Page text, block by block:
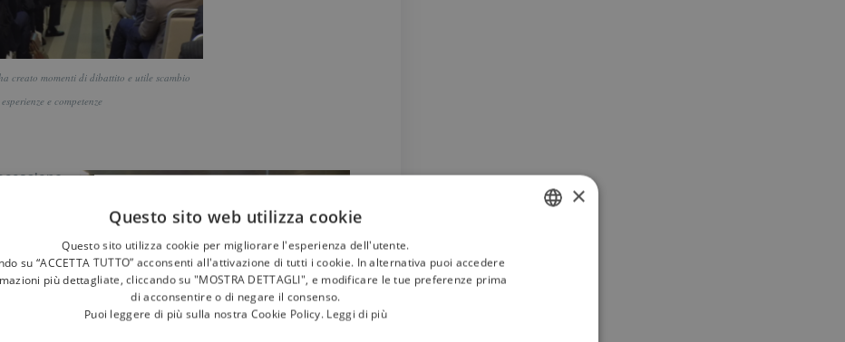
creato momenti di dibattito e utile scambio
e competenze
la
×
Questo sito web utilizza cookie
Questo sito utilizza cookie per migliorare l'esperienza dell'utente.
su “ACCETTA TUTTO” acconsenti all'attivazione di tutti i cookie. In alternativa puoi accedere
più dettagliate, cliccando su "MOSTRA DETTAGLI", e modificare le tue preferenze prima
di acconsentire o di negare il consenso.
Puoi leggere di più sulla nostra Cookie Policy. Leggi di più